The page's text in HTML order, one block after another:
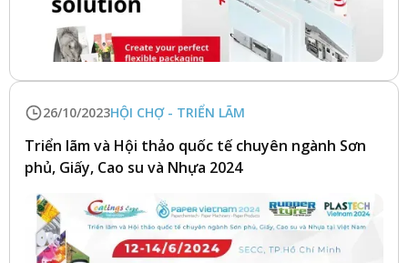
26/10/2023HỘI CHỢ - TRIỂN LÃM
Triển lãm và Hội thảo quốc tế chuyên ngành Sơn
phủ, Giấy, Cao su và Nhựa 2024